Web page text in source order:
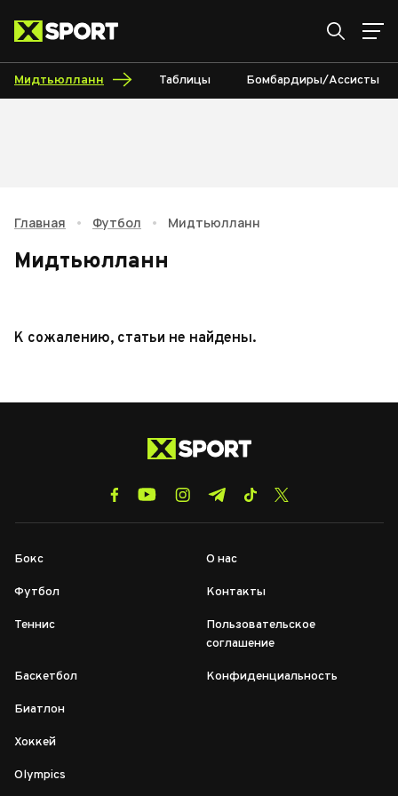
Мидтьюлланн Таблицы Бомбардиры/Ассисты
Главная • Футбол • Мидтьюлланн
Мидтьюлланн
К сожалению, статьи не найдены.
Бокс
Футбол
Теннис
Баскетбол
Биатлон
Хоккей
Olympics
О нас
Контакты
Пользовательское
соглашение
Конфиденциальность